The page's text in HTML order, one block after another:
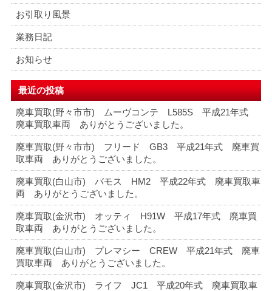
お引取り風景
業務日記
お知らせ
最近の投稿
廃車買取(野々市市) ムーヴコンテ L585S 平成21年式
廃車買取車両 ありがとうございました。
廃車買取(野々市市) フリード GB3 平成21年式 廃車買
取車両 ありがとうございました。
廃車買取(白山市) バモス HM2 平成22年式 廃車買取車
両 ありがとうございました。
廃車買取(金沢市) オッティ H91W 平成17年式 廃車買
取車両 ありがとうございました。
廃車買取(白山市) プレマシー CREW 平成21年式 廃車
買取車両 ありがとうございました。
廃車買取(金沢市) ライフ JC1 平成20年式 廃車買取車